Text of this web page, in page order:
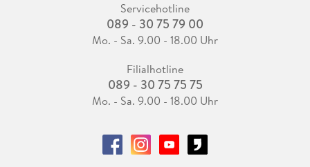
Servicehotline
089 - 30 75 79 00
Mo. - Sa. 9.00 - 18.00 Uhr
Filialhotline
089 - 30 75 75 75
Mo. - Sa. 9.00 - 18.00 Uhr